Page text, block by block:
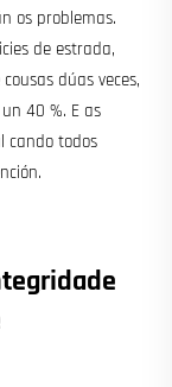
os problemas.
de estrada,
dúas veces,
40 %. E as
cando todos